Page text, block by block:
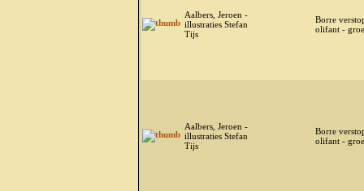
Aalbers, Jeroen -
illustraties Stefan
Tijs
Borre
olifant -
Aalbers, Jeroen -
illustraties Stefan
Tijs
Borre
olifant -